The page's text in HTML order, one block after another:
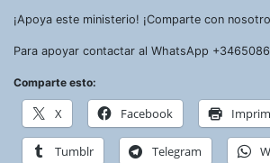
¡Apoya este ministerio! ¡Comparte con
Para apoyar contactar al WhatsApp
Comparte esto:
X Facebook
Tumblr Telegram